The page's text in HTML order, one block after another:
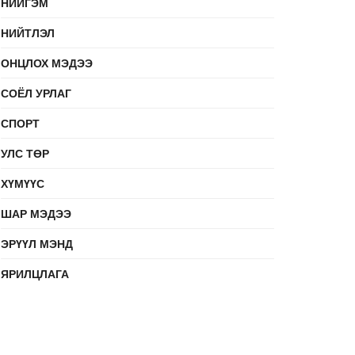
НИЙТЛЭЛ
ОНЦЛОХ МЭДЭЭ
СОЁЛ УРЛАГ
СПОРТ
УЛС ТӨР
ХҮМҮҮС
ШАР МЭДЭЭ
ЭРҮҮЛ МЭНД
ЯРИЛЦЛАГА